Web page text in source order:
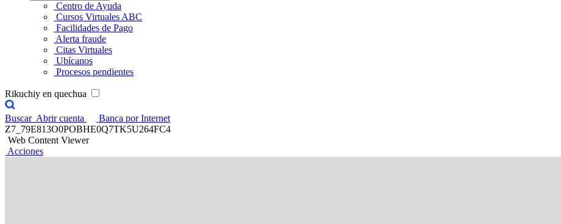
Centro de Ayuda
Cursos Virtuales ABC
Facilidades de Pago
Alerta fraude
Citas Virtuales
Ubícanos
Procesos pendientes
Rikuchiy en quechua
Buscar Abrir cuenta
Banca por Internet
Z7_79E813O0POBHE0Q7TK5U264FC4
Web Content Viewer
Acciones